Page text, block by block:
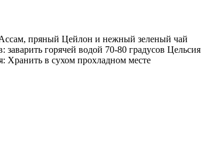
пряный Цейлон и нежный зеленый чай
горячей водой 70-80 градусов Цельсия
Хранить в сухом прохладном месте